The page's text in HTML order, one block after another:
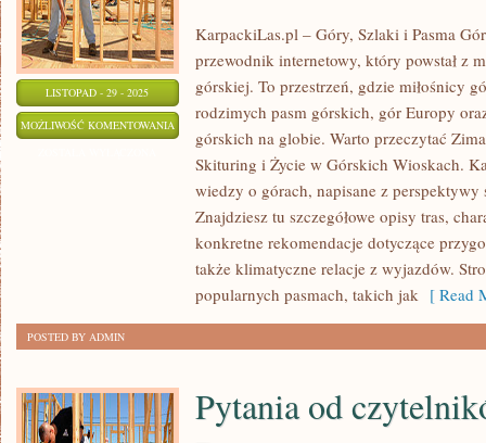
LISTOPAD - 29 - 2025
MOŻLIWOŚĆ KOMENTOWANIA
GÓRSKIE
KarpackiLas.pl – Góry, Szlaki i Pasma
przewodnik internetowy, który powstał z
górskiej. To przestrzeń, gdzie miłośnicy
rodzimych pasm górskich, gór Europy
górskich na globie. Warto przeczytać
Skituring i Życie w Górskich Wioskach.
wiedzy o górach, napisane z
Znajdziesz tu szczegółowe opisy tras,
konkretne rekomendacje dotyczące
także klimatyczne relacje z wyjazdów.
popularnych pasmach, takich jak [ Read
POSTED BY ADMIN
Pytania od